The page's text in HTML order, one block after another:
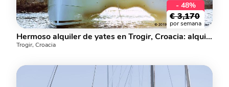
- 48%
€ 3,170
por semana
Hermoso alquiler de yates en Trogir, Croacia: alquile un catamarán para hasta 10 personas.
Trogir, Croacia